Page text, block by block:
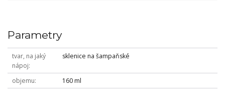
Parametry
tvar, na jaký
nápoj
sklenice na šampaňské
objemu 160 ml